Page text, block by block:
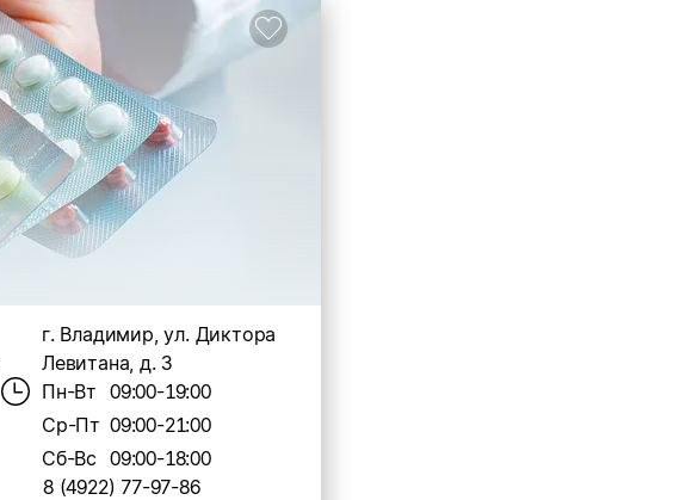
г. Владимир, ул. Диктора
Левитана, д. 3
Пн-Вт
09:00-19:00
Ср-Пт 09:00-21:00
Сб-Вс
09:00-18:00
8 (4922) 77-97-86